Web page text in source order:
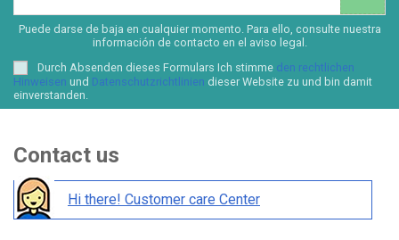
Puede darse de baja en cualquier momento. Para ello, consulte nuestra
información de contacto en el aviso legal.
Durch Absenden dieses Formulars Ich stimme den rechtlichen
Hinweisen und Datenschutzrichtlinien dieser Website zu und bin damit
einverstanden.
Contact us
Hi there! Customer care Center